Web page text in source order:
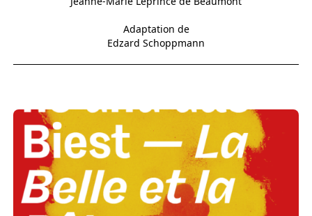
Adaptation de
Edzard Schoppmann